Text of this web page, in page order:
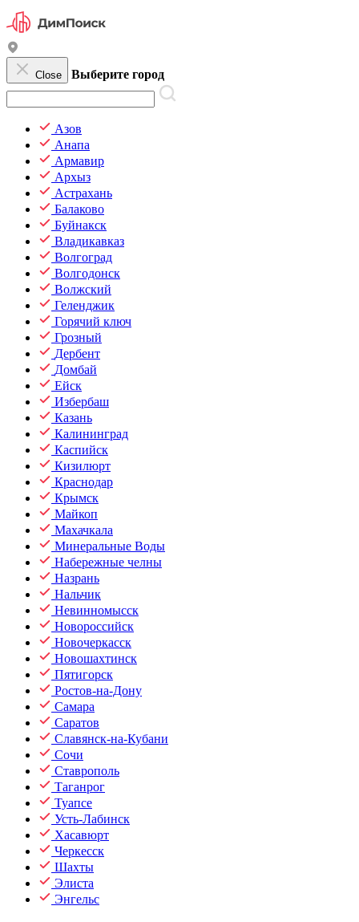
Close Выберите город
Азов
Анапа
Армавир
Архыз
Астрахань
Балаково
Буйнакск
Владикавказ
Волгоград
Волгодонск
Волжский
Геленджик
Горячий ключ
Грозный
Дербент
Домбай
Ейск
Избербаш
Казань
Калининград
Каспийск
Кизилюрт
Краснодар
Крымск
Майкоп
Махачкала
Минеральные Воды
Набережные челны
Назрань
Нальчик
Невинномысск
Новороссийск
Новочеркасск
Новошахтинск
Пятигорск
Ростов-на-Дону
Самара
Саратов
Славянск-на-Кубани
Сочи
Ставрополь
Таганрог
Туапсе
Усть-Лабинск
Хасавюрт
Черкесск
Шахты
Элиста
Энгельс